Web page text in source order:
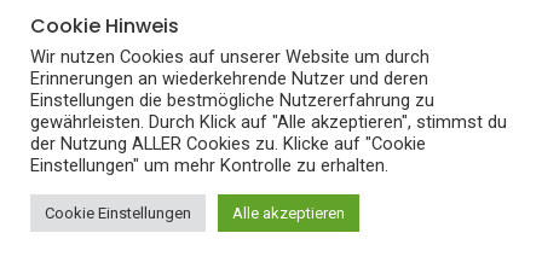
Cookie Hinweis
Wir nutzen Cookies auf unserer Website um durch
Erinnerungen an wiederkehrende Nutzer und deren
Einstellungen die bestmögliche Nutzererfahrung zu
gewährleisten. Durch Klick auf "Alle akzeptieren", stimmst du
der Nutzung ALLER Cookies zu. Klicke auf "Cookie
Einstellungen" um mehr Kontrolle zu erhalten.
Cookie Einstellungen Alle akzeptieren